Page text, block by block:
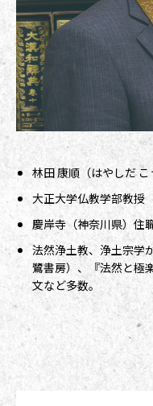
林田 康順（はやしだ こ
大正大学仏教学部教授
慶岸寺（神奈川県）住
法然浄土教、浄土宗学
鷺書房）、『法然と極
文など多数。